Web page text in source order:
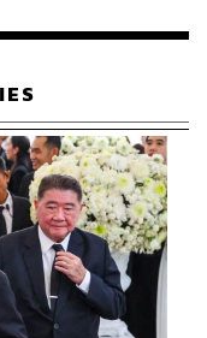
คือตอนที่อเล็กซ์พูด
ต้องมีคนมาบอกว่า
อมกับนั่งเงียบๆ ทำ
รฉลองเทศกาล
น้าและแววตาของ
ตัวไปบนระนาบของ
งเหล่านั้นไปทำไม